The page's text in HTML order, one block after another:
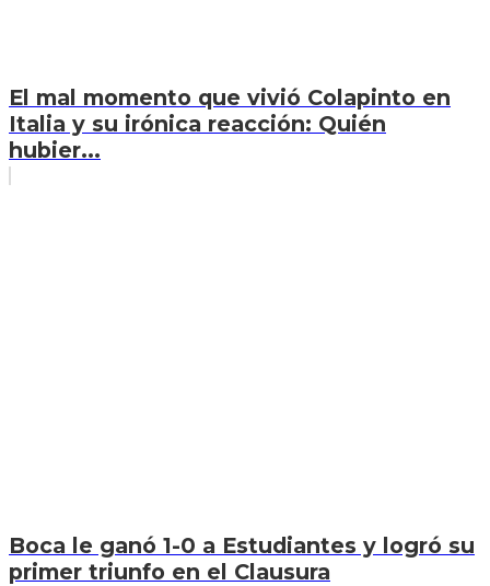
El mal momento que vivió Colapinto en
Italia y su irónica reacción: Quién
hubier...
Boca le ganó 1-0 a Estudiantes y logró su
primer triunfo en el Clausura